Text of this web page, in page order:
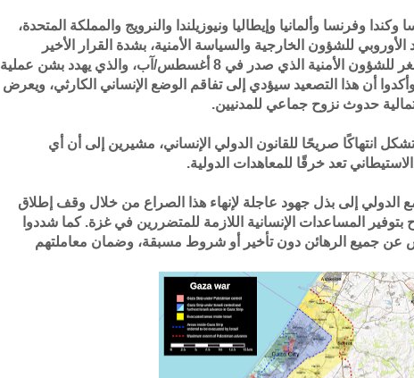
وكندا وفرنسا وألمانيا وإيطاليا ونيوزيلندا والنرويج والمملكة المتحدة،
الأوروبي للشؤون الخارجية والسياسة الأمنية، بشدة القرار الأخير
للمجلس الوزاري الإسرائيلي المصغر للشؤون الأمنية الذي صدر في 8 أغسطس/آب، والذي يهدد بشن عملية
أن هذا التصعيد سيؤدي إلى تفاقم الوضع الإنساني الكارثي، ويعرض
حدوث نزوح جماعي للمدنيين.
انتهاكًا صريحًا للقانون الدولي الإنساني، مشيرين إلى أن أي
تعد خرقًا للمعاهدات الدولية.
الدولي إلى بذل جهود عاجلة لإنهاء هذا الصراع من خلال وقف إطلاق
بتوفير المساعدات الإنسانية اللازمة للمتضررين في غزة. كما شددوا
جميع الرهائن دون تأخير أو شروط مسبقة، وضمان معاملتهم